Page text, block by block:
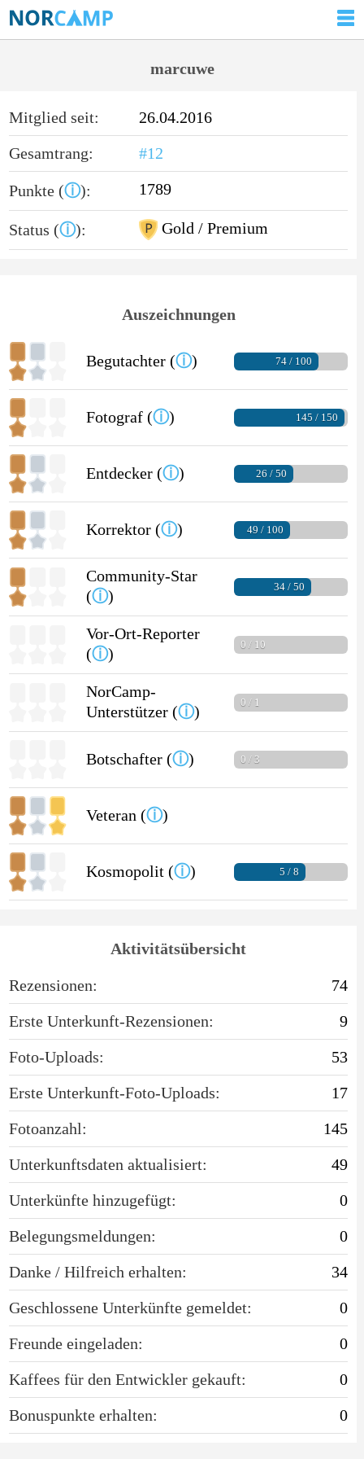
marcuwe
Mitglied seit:
26.04.2016
Gesamtrang:
#12
Punkte (ⓘ): 1789
Status (ⓘ): Gold / Premium
Auszeichnungen
Begutachter (ⓘ) 74 / 100
Fotograf (ⓘ) 145 / 150
Entdecker (ⓘ) 26 / 50
Korrektor (ⓘ) 49 / 100
Community-Star
(ⓘ)
34 / 50
Vor-Ort-Reporter
(ⓘ)
0 / 10
NorCamp-
Unterstützer (ⓘ)
0 / 1
Botschafter (ⓘ) 0 / 3
Veteran (ⓘ)
Kosmopolit (ⓘ) 5 / 8
Aktivitätsübersicht
Rezensionen:
74
Erste Unterkunft-Rezensionen:
9
Foto-Uploads:
53
Erste Unterkunft-Foto-Uploads:
17
Fotoanzahl:
145
Unterkunftsdaten aktualisiert:
49
Unterkünfte hinzugefügt:
0
Belegungsmeldungen:
0
Danke / Hilfreich erhalten:
34
Geschlossene Unterkünfte gemeldet:
0
Freunde eingeladen:
0
Kaffees für den Entwickler gekauft:
0
Bonuspunkte erhalten:
0